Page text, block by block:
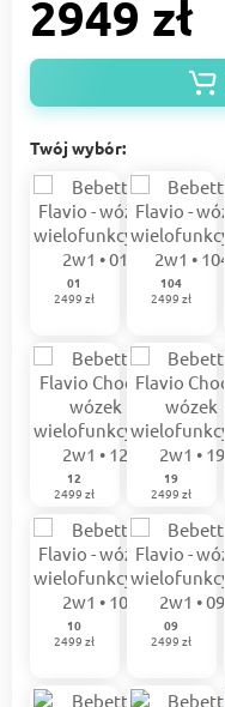
2949 zł
Twój wybór:
01
2499 zł
104
2499 zł
12
2499 zł
19
2499 zł
10
2499 zł
09
2499 zł